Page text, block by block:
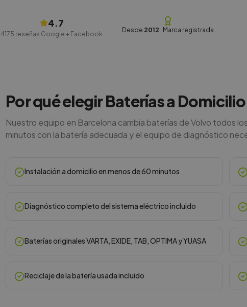
4.7
4175 reseñas Google + Facebook
Desde 2012 · Marca registrada
Por qué elegir Baterías a
Nuestro equipo en Barcelona cambia baterías de Volvo todos
minutos con la batería adecuada y el equipo de diagnóstico
Instalación a domicilio en menos de 60 minutos
Diagnóstico completo del sistema eléctrico incluido
Baterías originales VARTA, EXIDE, TAB, OPTIMA y YUASA
Reciclaje de la batería usada incluido